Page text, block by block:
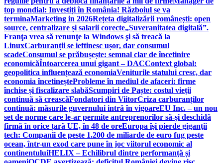
top mondial: Investiți în România! Războiul se va
terminaMarketing in 2026Rețeta digitalizării românești: open
source, centralizare și salarii corecte„Suveranitatea digitală”.
Franţa vrea să renunţe la Windows şi să treacă la
LinuxCarburanții se ieftinesc ușor, dar consumul
scadeConsumul se prăbușește: semnal clar de încetinire
economicăÎntoarcerea unui gigant – DACContext global:
geopolitica influențează economiaVeniturile statului cresc, dar
economia încetineșteProbleme în mediul de afaceri: firme
închise și fiscalizare slabăScumpiri de Paște: costul vieții
continuă să creascăFondatori din ViitorCriza carburanților
continuă: măsurile guvernului intră în vigoareEU Inc. – un nou
set de norme care le-ar permite antreprenorilor să-și deschidă
firmă în orice țară UE, în 48 de oreEuropa îşi pierde giganţii
tech: Companii de peste 1.200 de miliarde de euro fug peste
ocean, într-un exod care pune în joc viitorul economic al
continentuluiHELIX – Echilibrul dintre performanță și